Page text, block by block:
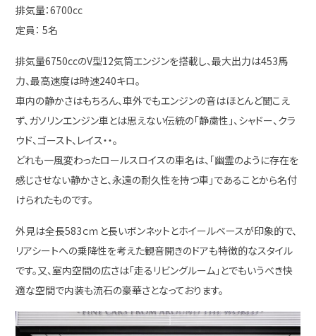
排気量：6700cc
定員： 5名
排気量6750ccのV型12気筒エンジンを搭載し、最大出力は453馬
力、最高速度は時速240キロ。
車内の静かさはもちろん、車外でもエンジンの音はほとんど聞こえ
ず、ガソリンエンジン車とは思えない伝統の「静粛性」、シャドー、クラ
ウド、ゴースト、レイス・・。
どれも一風変わったロールスロイスの車名は、「幽霊のように存在を
感じさせない静かさと、永遠の耐久性を持つ車」であることから名付
けられたものです。
外見は全長583ｃｍと長いボンネットとホイールベースが印象的で、
リアシートへの乗降性を考えた観音開きのドアも特徴的なスタイル
です。又、室内空間の広さは「走るリビングルーム」とでもいうべき快
適な空間で内装も流石の豪華さとなっております。